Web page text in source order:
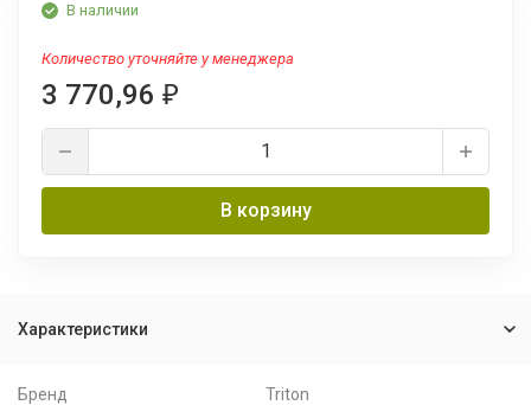
В наличии
Количество уточняйте у менеджера
3 770,96 ₽
В корзину
Характеристики
Бренд Triton